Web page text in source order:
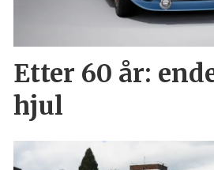
Etter 60 år:
hjul